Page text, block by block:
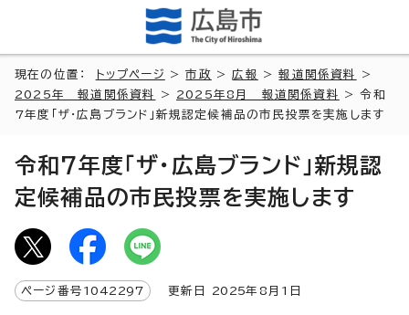
現在の位置： トップページ >市政 >広報 >報道関係資料
>
2025年 報道関係資料
> 2025年8月 報道関係資料
> 令和
7年度「ザ・広島ブランド」新規認定候補品の市民投票を実施します
令和7年度「ザ・広島ブランド」新規認
定候補品の市民投票を実施します
ページ番号 1042297 更新日 2025年8月1日